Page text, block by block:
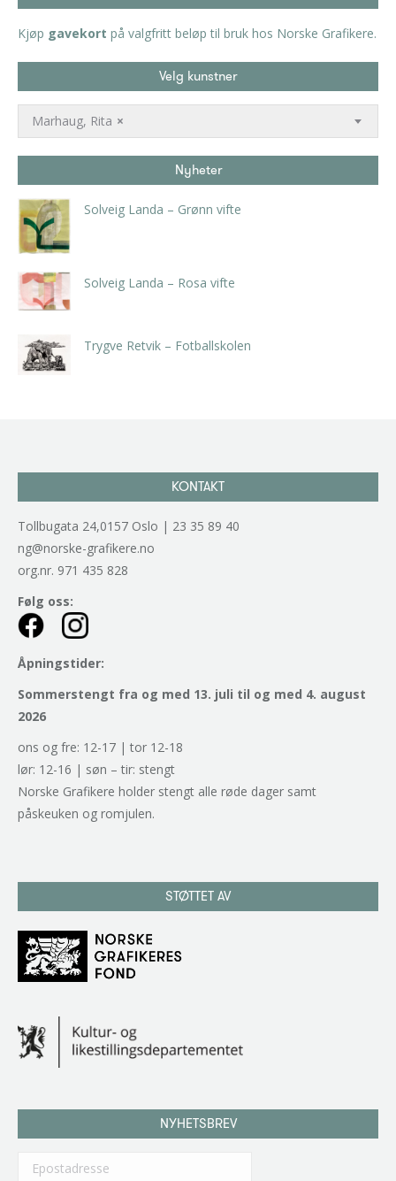
Kjøp gavekort på valgfritt beløp til bruk hos Norske Grafikere.
Velg kunstner
×
Marhaug, Rita
Nyheter
Solveig Landa – Grønn vifte
Solveig Landa – Rosa vifte
Trygve Retvik – Fotballskolen
KONTAKT
Tollbugata 24,0157 Oslo | 23 35 89 40
ng@norske-grafikere.no
org.nr. 971 435 828
Følg oss:
Åpningstider:
Sommerstengt fra og med 13. juli til og med 4. august
2026
ons og fre: 12-17 | tor 12-18
lør: 12-16 | søn – tir: stengt
Norske Grafikere holder stengt alle røde dager samt
påskeuken og romjulen.
STØTTET AV
NYHETSBREV